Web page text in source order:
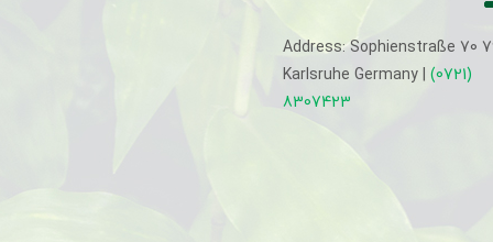
Address: Sophienstraße 70
Karlsruhe Germany | (0721)
8307423